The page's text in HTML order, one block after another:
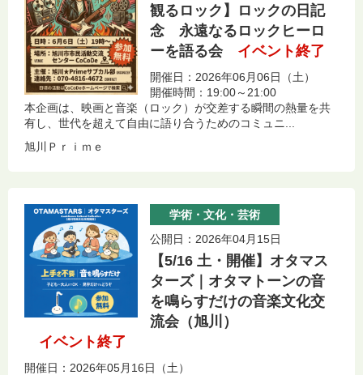
観るロック】ロックの日記
念 永遠なるロックヒーロ
ーを語る会
イベント終了
開催日：2026年06月06日（土）
開催時間：19:00～21:00
本企画は、映画と音楽（ロック）が交差する瞬間の熱量を共
有し、世代を超えて自由に語り合うためのコミュニ...
旭川Ｐｒｉｍｅ
学術・文化・芸術
公開日：2026年04月15日
【5/16 土・開催】オタマス
ターズ｜オタマトーンの音
を鳴らすだけの音楽文化交
流会（旭川）
イベント終了
開催日：2026年05月16日（土）